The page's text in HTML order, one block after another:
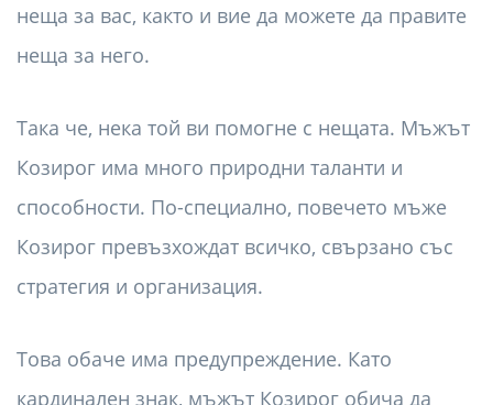
неща за вас, както и вие да можете да правите
неща за него.
Така че, нека той ви помогне с нещата. Мъжът
Козирог има много природни таланти и
способности. По-специално, повечето мъже
Козирог превъзхождат всичко, свързано със
стратегия и организация.
Това обаче има предупреждение. Като
кардинален знак, мъжът Козирог обича да